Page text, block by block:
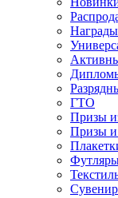
ГТО
Призы
Призы и